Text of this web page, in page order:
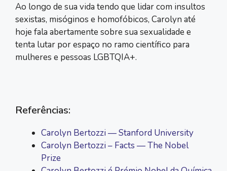
Ao longo de sua vida tendo que lidar com insultos
sexistas, misóginos e homofóbicos, Carolyn até
hoje fala abertamente sobre sua sexualidade e
tenta lutar por espaço no ramo científico para
mulheres e pessoas LGBTQIA+.
Referências:
Carolyn Bertozzi — Stanford University
Carolyn Bertozzi – Facts — The Nobel
Prize